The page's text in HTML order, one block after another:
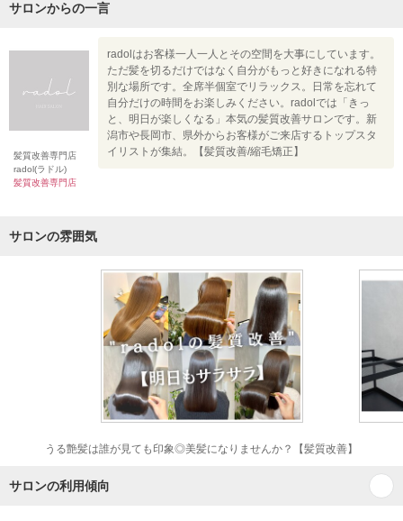
サロンからの一言
髪質改善専門店
radol(ラドル)
髪質改善専門店
radolはお客様一人一人とその空間を大事にしています。
ただ髪を切るだけではなく自分がもっと好きになれる特
別な場所です。全席半個室でリラックス。日常を忘れて
自分だけの時間をお楽しみください。radolでは「きっ
と、明日が楽しくなる」本気の髪質改善サロンです。新
潟市や長岡市、県外からお客様がご来店するトップスタ
イリストが集結。【髪質改善/縮毛矯正】
サロンの雰囲気
うる艶髪は誰が見ても印象◎美髪になりませんか？【髪質改善】
サロンの利用傾向